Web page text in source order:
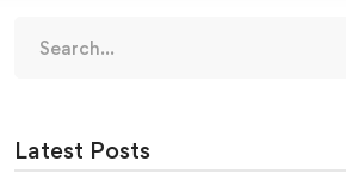
for:
Latest Posts